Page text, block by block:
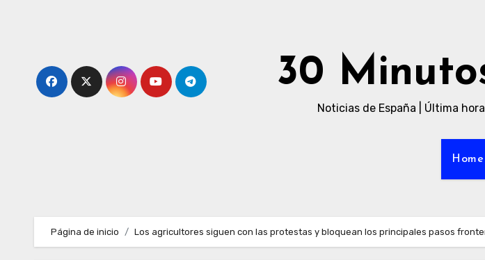
30
Noticias de España | Última
Home
Página de inicio Los agricultores siguen con las protestas y bloquean los principales pasos